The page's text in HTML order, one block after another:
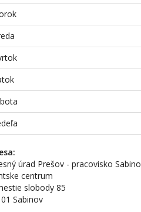
úrad Prešov - pracovisko
centrum
slobody 85
Sabinov